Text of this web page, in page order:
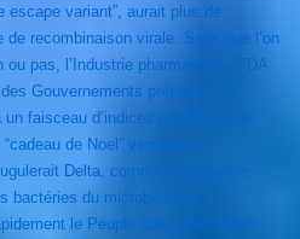
aurait plus de
recombinaison virale. Sans que l’on
pas, l’Industrie pharmakia, la FDA
Gouvernements préparent de
faisceau d’indices crédibles que
de Noel” venu de la
Delta, comme toute bonne
bactéries du microbiota, et
le Peuple sans pour autant